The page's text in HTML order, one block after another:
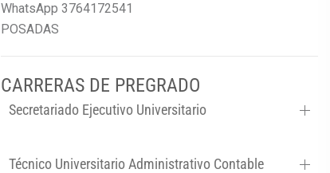
WhatsApp 3764172541
POSADAS
CARRERAS DE PREGRADO
Secretariado Ejecutivo Universitario
Técnico Universitario Administrativo Contable